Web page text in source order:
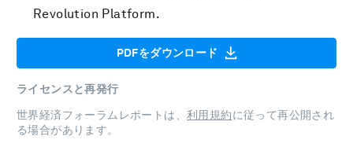
Revolution Platform.
PDFをダウンロード
ライセンスと再発行
世界経済フォーラムレポートは、 利用規約に従って再公開され
る場合があります。